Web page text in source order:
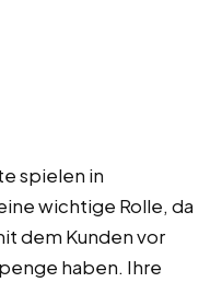
spielen in
wichtige Rolle, da
dem Kunden vor
haben. Ihre